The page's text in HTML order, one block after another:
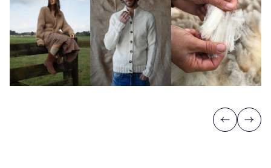
Previous
Next